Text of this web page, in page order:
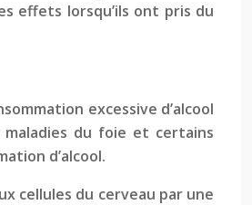
effets lorsqu’ils ont pris du
excessive d’alcool
du foie et certains
d’alcool.
cellules du cerveau par une